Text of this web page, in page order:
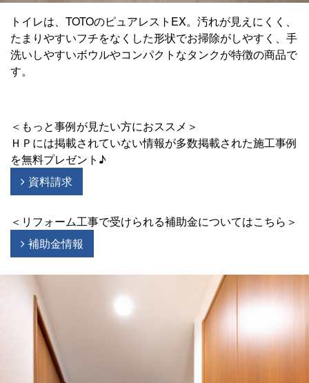
トイレは、TOTOのピュアレストEX。汚れが見えにくく、
たまりやすいフチをなくした形状でお掃除がしやすく、手
洗いしやすいボウルやコンパクトなタンクが特徴の商品で
す。
＜もっと事例が見たい方におススメ＞
ＨＰには掲載されていない情報が多数掲載された施工事例
を無料プレゼント♪
資料請求
＜リフォーム工事で受けられる補助金についてはこちら＞
補助金情報